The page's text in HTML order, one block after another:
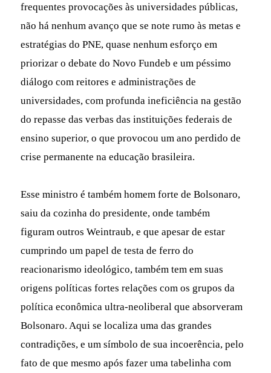
frequentes provocações às universidades públicas,
não há nenhum avanço que se note rumo às metas e
estratégias do PNE, quase nenhum esforço em
priorizar o debate do Novo Fundeb e um péssimo
diálogo com reitores e administrações de
universidades, com profunda ineficiência na gestão
do repasse das verbas das instituições federais de
ensino superior, o que provocou um ano perdido de
crise permanente na educação brasileira.
Esse ministro é também homem forte de Bolsonaro,
saiu da cozinha do presidente, onde também
figuram outros Weintraub, e que apesar de estar
cumprindo um papel de testa de ferro do
reacionarismo ideológico, também tem em suas
origens políticas fortes relações com os grupos da
política econômica ultra-neoliberal que absorveram
Bolsonaro. Aqui se localiza uma das grandes
contradições, e um símbolo de sua incoerência, pelo
fato de que mesmo após fazer uma tabelinha com